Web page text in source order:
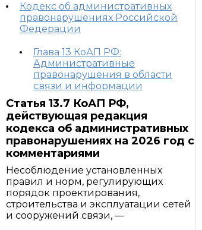
Кодекс об административных
правонарушениях Российской
Федерации
Глава 13 КоАП РФ:
Административные
правонарушения в области
связи и информации
Статья 13.7 КоАП РФ,
действующая редакция
кодекса об административных
правонарушениях на 2026 год с
комментариями
Несоблюдение установленных
правил и норм, регулирующих
порядок проектирования,
строительства и эксплуатации сетей
и сооружений связи, —